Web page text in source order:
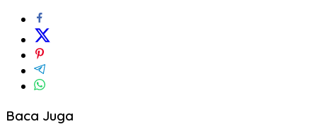
Baca Juga